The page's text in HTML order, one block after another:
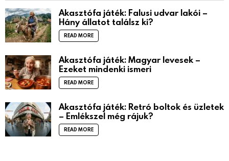
Akasztófa játék: Falusi udvar lakói –
Hány állatot találsz ki?
READ MORE
Akasztófa játék: Magyar levesek –
Ezeket mindenki ismeri
READ MORE
Akasztófa játék: Retró boltok és üzletek
– Emlékszel még rájuk?
READ MORE